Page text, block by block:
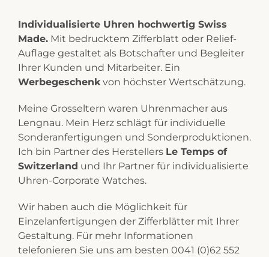
Individualisierte Uhren hochwertig Swiss
Made.Mit bedrucktem Zifferblatt oder Relief-
Auflage gestaltet als Botschafter und Begleiter
Ihrer Kunden und Mitarbeiter. Ein
Werbegeschenkvon höchster Wertschätzung.
Meine Grosseltern waren Uhrenmacher aus
Lengnau. Mein Herz schlägt für individuelle
Sonderanfertigungen und Sonderproduktionen.
Ich bin Partner des Herstellers Le Temps of
Switzerland und Ihr Partner für individualisierte
Uhren-Corporate Watches.
Wir haben auch die Möglichkeit für
Einzelanfertigungen der Zifferblätter mit Ihrer
Gestaltung. Für mehr Informationen
telefonieren Sie uns am besten 0041 (0)62 552